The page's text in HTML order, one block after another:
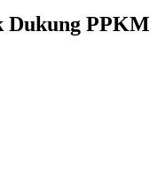
Dukung PPKM